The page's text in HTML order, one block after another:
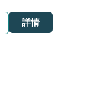
詳情